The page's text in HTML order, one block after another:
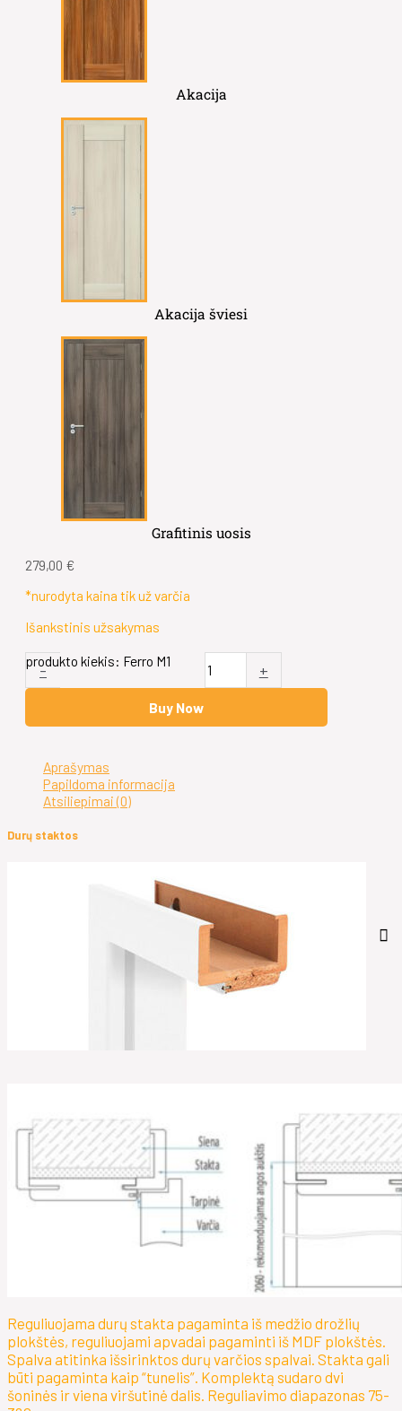
Akacija
Akacija šviesi
Grafitinis uosis
279,00 €
*nurodyta kaina tik už varčia
Išankstinis užsakymas
-
produkto kiekis: Ferro M1 +
Buy Now
Aprašymas
Papildoma informacija
Atsiliepimai (0)
Durų staktos
Reguliuojama durų stakta pagaminta iš medžio drožlių
plokštės, reguliuojami apvadai pagaminti iš MDF plokštės.
Spalva atitinka išsirinktos durų varčios spalvai. Stakta gali
būti pagaminta kaip “tunelis”. Komplektą sudaro dvi
šoninės ir viena viršutinė dalis. Reguliavimo diapazonas 75-